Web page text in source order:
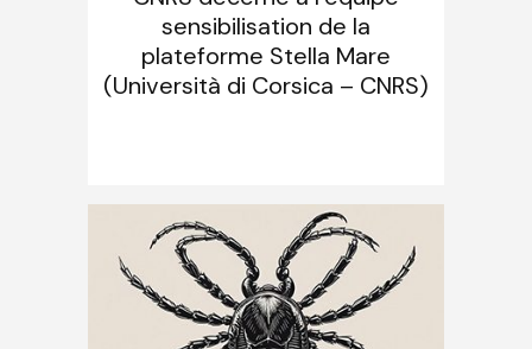
sensibilisation de la
plateforme Stella Mare
(Università di Corsica – CNRS)